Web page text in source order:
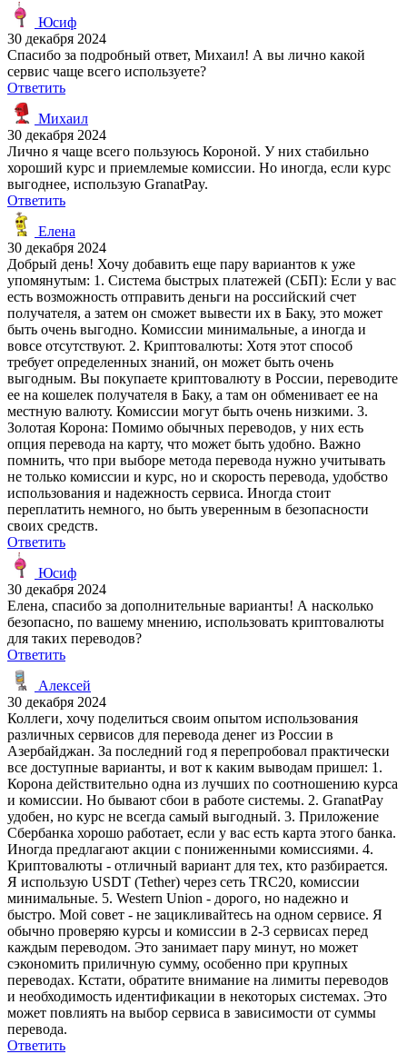
Юсиф
30 декабря 2024
Спасибо за подробный ответ, Михаил! А вы лично какой
сервис чаще всего используете?
Ответить
Михаил
30 декабря 2024
Лично я чаще всего пользуюсь Короной. У них стабильно
хороший курс и приемлемые комиссии. Но иногда, если курс
выгоднее, использую GranatPay.
Ответить
Елена
30 декабря 2024
Добрый день! Хочу добавить еще пару вариантов к уже
упомянутым: 1. Система быстрых платежей (СБП): Если у вас
есть возможность отправить деньги на российский счет
получателя, а затем он сможет вывести их в Баку, это может
быть очень выгодно. Комиссии минимальные, а иногда и
вовсе отсутствуют. 2. Криптовалюты: Хотя этот способ
требует определенных знаний, он может быть очень
выгодным. Вы покупаете криптовалюту в России, переводите
ее на кошелек получателя в Баку, а там он обменивает ее на
местную валюту. Комиссии могут быть очень низкими. 3.
Золотая Корона: Помимо обычных переводов, у них есть
опция перевода на карту, что может быть удобно. Важно
помнить, что при выборе метода перевода нужно учитывать
не только комиссии и курс, но и скорость перевода, удобство
использования и надежность сервиса. Иногда стоит
переплатить немного, но быть уверенным в безопасности
своих средств.
Ответить
Юсиф
30 декабря 2024
Елена, спасибо за дополнительные варианты! А насколько
безопасно, по вашему мнению, использовать криптовалюты
для таких переводов?
Ответить
Алексей
30 декабря 2024
Коллеги, хочу поделиться своим опытом использования
различных сервисов для перевода денег из России в
Азербайджан. За последний год я перепробовал практически
все доступные варианты, и вот к каким выводам пришел: 1.
Корона действительно одна из лучших по соотношению курса
и комиссии. Но бывают сбои в работе системы. 2. GranatPay
удобен, но курс не всегда самый выгодный. 3. Приложение
Сбербанка хорошо работает, если у вас есть карта этого банка.
Иногда предлагают акции с пониженными комиссиями. 4.
Криптовалюты - отличный вариант для тех, кто разбирается.
Я использую USDT (Tether) через сеть TRC20, комиссии
минимальные. 5. Western Union - дорого, но надежно и
быстро. Мой совет - не зацикливайтесь на одном сервисе. Я
обычно проверяю курсы и комиссии в 2-3 сервисах перед
каждым переводом. Это занимает пару минут, но может
сэкономить приличную сумму, особенно при крупных
переводах. Кстати, обратите внимание на лимиты переводов
и необходимость идентификации в некоторых системах. Это
может повлиять на выбор сервиса в зависимости от суммы
перевода.
Ответить